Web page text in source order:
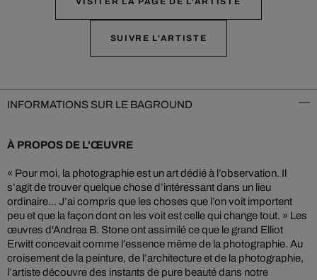
SUIVRE L'ARTISTE
INFORMATIONS SUR LE BAGROUND
À PROPOS DE L'ŒUVRE
« Pour moi, la photographie est un art dédié à l’observation. Il
s’agit de trouver quelque chose d’intéressant dans un lieu
ordinaire... J’ai compris que les choses que l’on voit importent
peu et que la façon dont on les voit est celle qui change tout. » Les
œuvres d'Andrea B. Stone ont assimilé ce que le grand Elliot
Erwitt concevait comme l’essence même de la photographie. Au
croisement de la peinture, de l’architecture et de la photographie,
l’artiste découvre des instants de pure beauté dans notre